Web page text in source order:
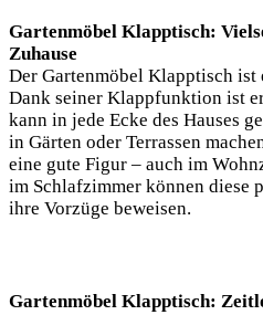
Gartenmöbel Klapptisch:
Zuhause
Der Gartenmöbel Klapptisch
Dank seiner Klappfunktion ist
kann in jede Ecke des Hauses
in Gärten oder Terrassen
eine gute Figur – auch im
im Schlafzimmer können diese
ihre Vorzüge beweisen.
Gartenmöbel Klapptisch: